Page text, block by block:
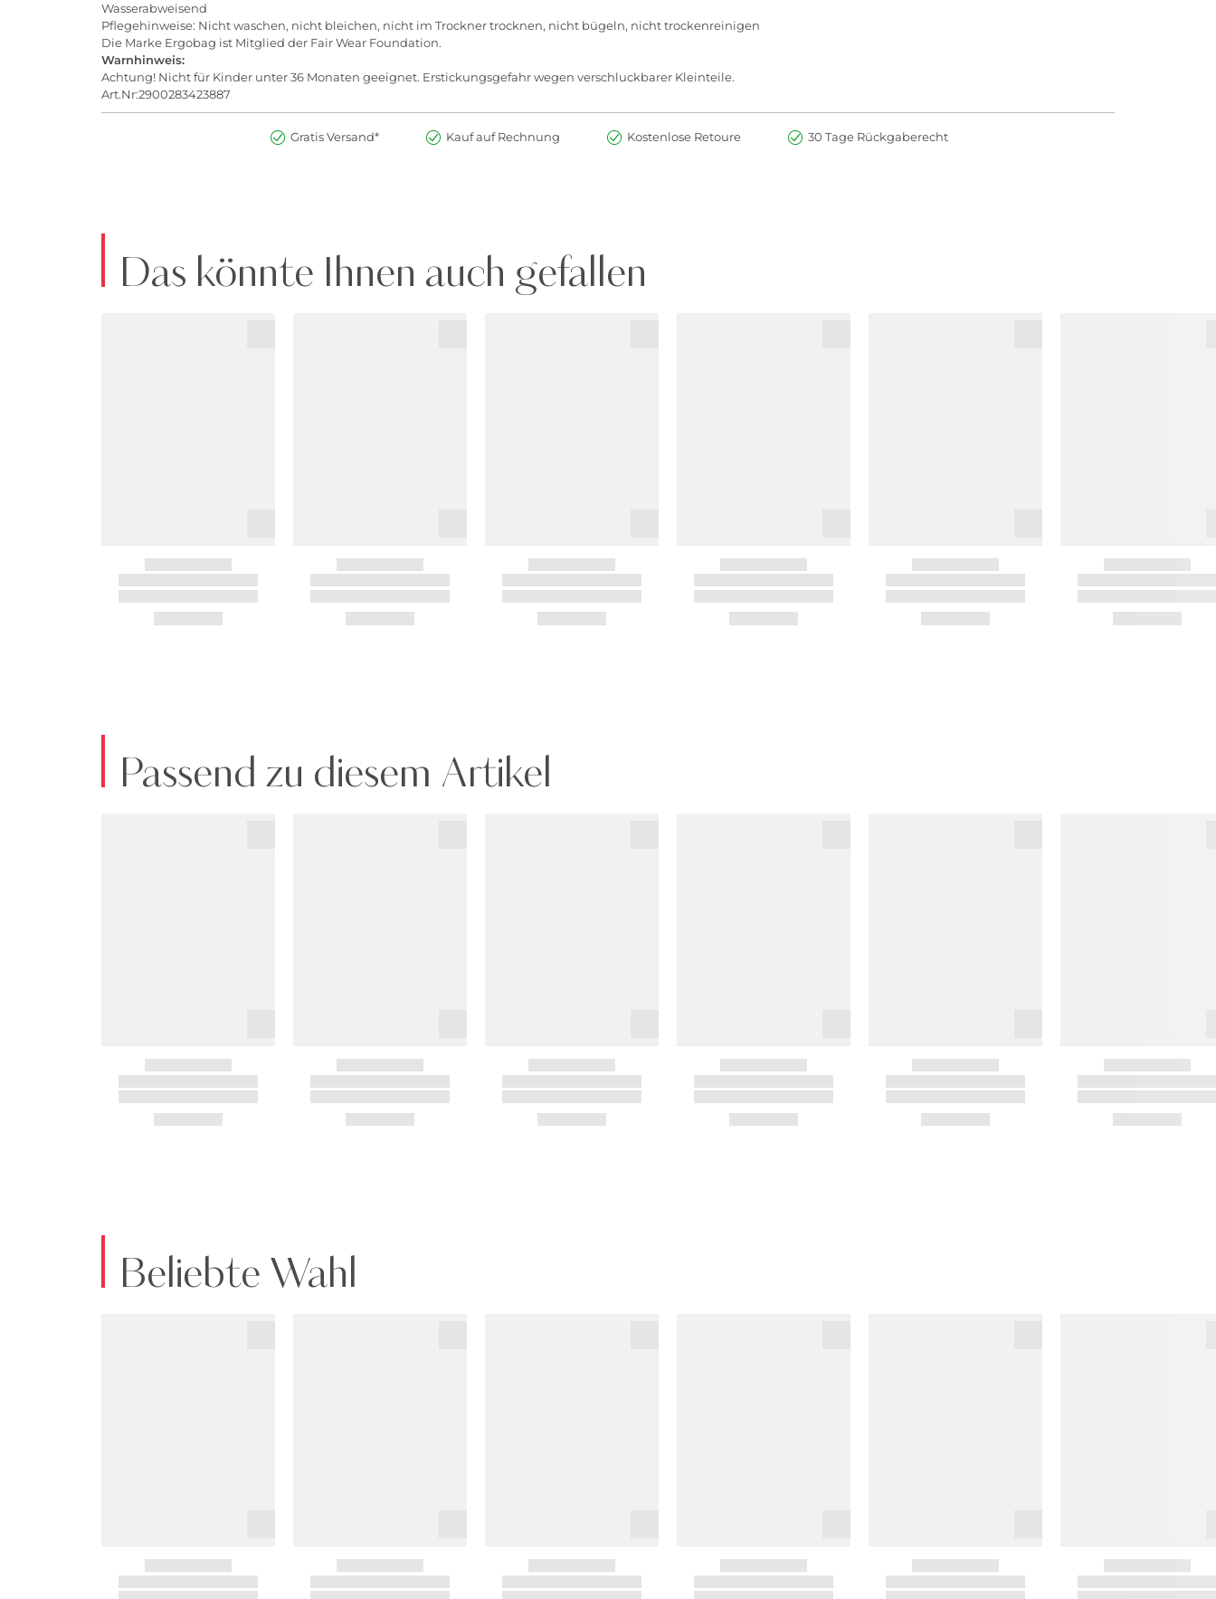
Wasserabweisend
Pflegehinweise: Nicht waschen, nicht bleichen, nicht im Trockner trocknen, nicht bügeln, nicht trockenreinigen
Die Marke Ergobag ist Mitglied der Fair Wear Foundation.
Warnhinweis:
Achtung! Nicht für Kinder unter 36 Monaten geeignet. Erstickungsgefahr wegen verschluckbarer Kleinteile.
Art.Nr:2900283423887
Gratis Versand* Kauf auf Rechnung Kostenlose Retoure 30 Tage Rückgaberecht
Das könnte Ihnen auch gefallen
Passend zu diesem Artikel
Beliebte Wahl